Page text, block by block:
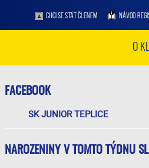
CHCI SE STÁT ČLENEM NÁVOD
O
FACEBOOK
SK JUNIOR TEPLICE
NAROZENINY V TOMTO TÝDNU